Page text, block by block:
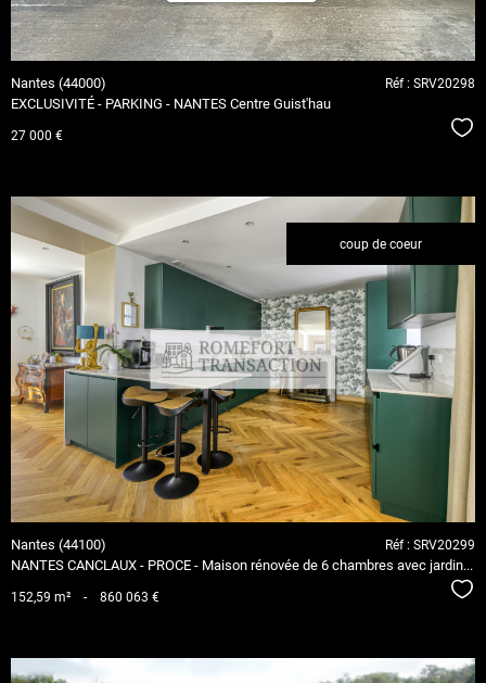
Nantes (44000)
EXCLUSIVITÉ - PARKING - NANTES Centre Guist'hau
Réf : SRV20298
27 000 €
coup de coeur
voir le
bien
Nantes (44100)
NANTES CANCLAUX - PROCE - Maison rénovée de 6 chambres avec jardin...
Réf : SRV20299
152,59 m² - 860 063 €